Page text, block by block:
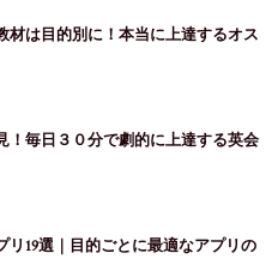
材は目的別に！本当に上達するオス
！毎日３０分で劇的に上達する英会
リ19選｜目的ごとに最適なアプリの